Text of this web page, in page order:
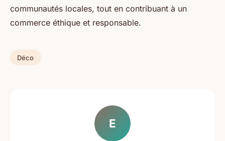
communautés locales, tout en contribuant à un
commerce éthique et responsable.
Déco
E